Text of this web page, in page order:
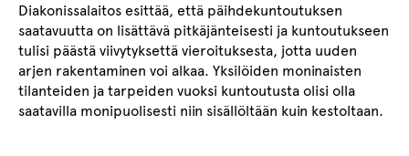
Diakonissalaitos esittää, että päihdekuntoutuksen
saatavuutta on lisättävä pitkäjänteisesti ja kuntoutukseen
tulisi päästä viivytyksettä vieroituksesta, jotta uuden
arjen rakentaminen voi alkaa. Yksilöiden moninaisten
tilanteiden ja tarpeiden vuoksi kuntoutusta olisi olla
saatavilla monipuolisesti niin sisällöltään kuin kestoltaan.